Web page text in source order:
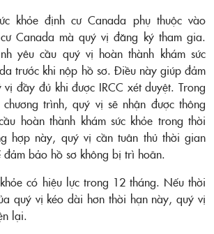
khỏe định cư Canada phụ thuộc vào
Canada mà quý vị đăng ký tham gia.
yêu cầu quý vị hoàn thành khám sức
trước khi nộp hồ sơ. Điều này giúp đảm
đầy đủ khi được IRCC xét duyệt. Trong
trình, quý vị sẽ nhận được thông
hoàn thành khám sức khỏe trong thời
hợp này, quý vị cần tuân thủ thời gian
bảo hồ sơ không bị trì hoãn.
có hiệu lực trong 12 tháng. Nếu thời
quý vị kéo dài hơn thời hạn này, quý vị
lại.